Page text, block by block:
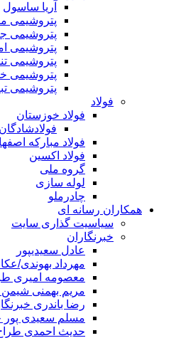
آریا ساسول
پتروشیمی
پتروشیمی
پتروشیمی
پتروشیمی
پتروشیمی
پتروشیمی
فولاد
فولاد خوزستان
فولادشادگان
فولاد مبارکه
فولاد اکسین
گروه ملی
لوله سازی
چادرملو
همکاران رسانه ای
سیاسیت گذاری سایت
خبرنگاران
عادل سعیدیپور
مهرداد بهوندی/
معصومه امیری
مریم بهمنی شیمن /
رضا باندری
مسلم سعیدی پور
حدیث احمدی